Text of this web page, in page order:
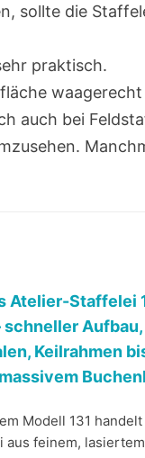
sollte die
praktisch.
auch bei
Atelier-Staffelei
Keilrahmen
Modell 131
aus feinem,